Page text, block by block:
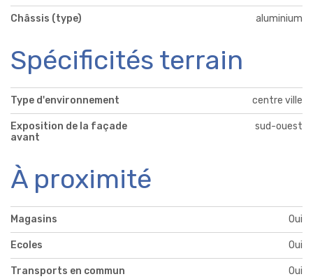
Châssis (type) aluminium
Spécificités terrain
Type d'environnement centre ville
Exposition de la façade
avant
sud-ouest
À proximité
Magasins Oui
Ecoles Oui
Transports en commun Oui